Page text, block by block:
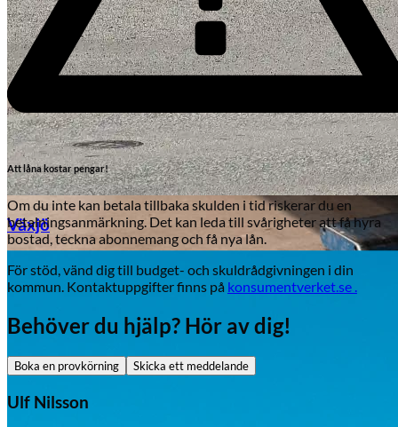
Byte av vindruta
Växjö
Att låna kostar pengar!
Om du inte kan betala tillbaka skulden i tid riskerar du en
betalningsanmärkning. Det kan leda till svårigheter att få hyra
bostad, teckna abonnemang och få nya lån.
För stöd, vänd dig till budget- och skuldrådgivningen i din
kommun. Kontaktuppgifter finns på konsumentverket.se .
Behöver du hjälp? Hör av dig!
Boka en provkörning Skicka ett meddelande
Ulf Nilsson